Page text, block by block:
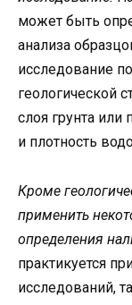
может быть
анализа
исследование
геологической
слоя грунта или
и плотность
Кроме
применить
определения
практикуется
исследований,